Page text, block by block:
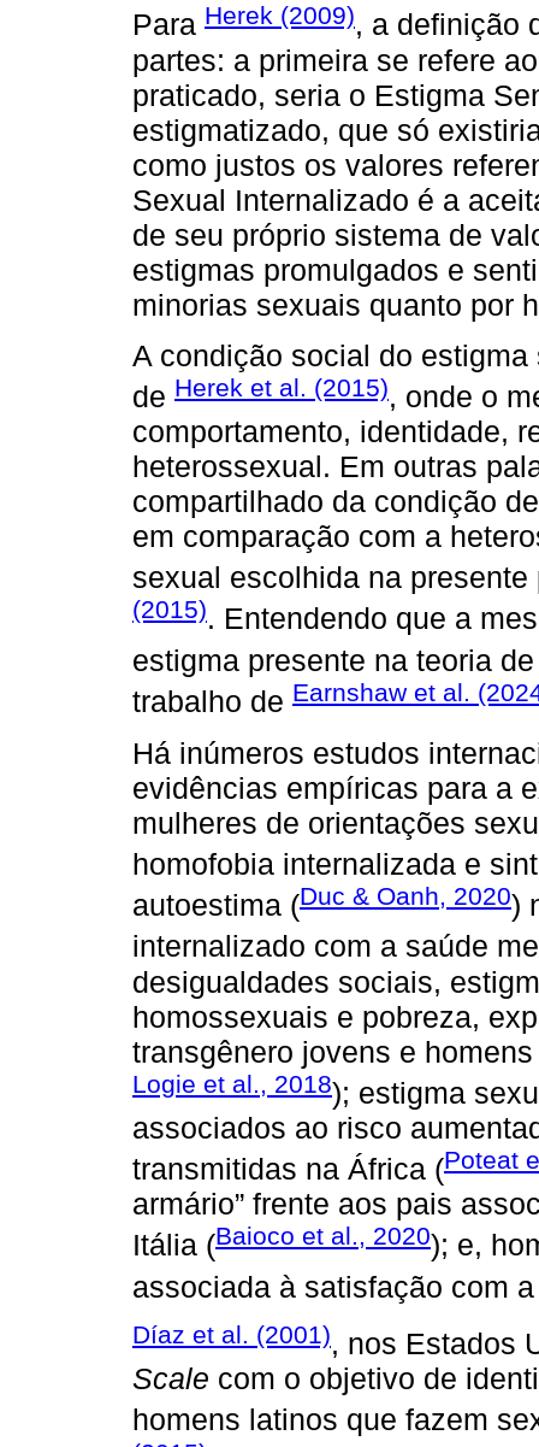
Para Herek (2009), a definição
partes: a primeira se refere
praticado, seria o Estigma
estigmatizado, que só
como justos os valores
Sexual Internalizado é a
de seu próprio sistema de
estigmas promulgados e
minorias sexuais quanto por
A condição social do
de Herek et al. (2015), onde o
comportamento, identidade,
heterossexual. Em outras
compartilhado da condição
em comparação com a
sexual escolhida na
(2015). Entendendo que a
estigma presente na teoria
trabalho de Earnshaw et al.
Há inúmeros estudos
evidências empíricas para a
mulheres de orientações
homofobia internalizada e
autoestima (Duc & Oanh, 2020)
internalizado com a saúde
desigualdades sociais,
homossexuais e pobreza,
transgênero jovens e
Logie et al., 2018); estigma
associados ao risco
transmitidas na África (Poteat
armário” frente aos pais
Itália (Baioco et al., 2020); e,
associada à satisfação com
Díaz et al. (2001), nos Estados
Scale com o objetivo de
homens latinos que fazem